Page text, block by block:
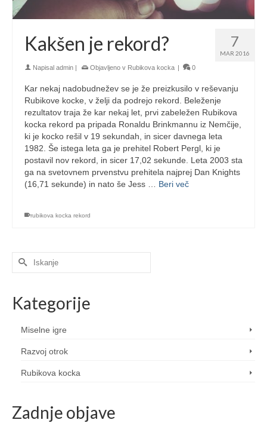
7
MAR 2016
Kakšen je rekord?
Napisal admin | Objavljeno v Rubikova kocka | 0
Kar nekaj nadobudnežev se je že preizkusilo v reševanju
Rubikove kocke, v želji da podrejo rekord. Beleženje
rezultatov traja že kar nekaj let, prvi zabeležen Rubikova
kocka rekord pa pripada Ronaldu Brinkmannu iz Nemčije,
ki je kocko rešil v 19 sekundah, in sicer davnega leta
1982. Še istega leta ga je prehitel Robert Pergl, ki je
postavil nov rekord, in sicer 17,02 sekunde. Leta 2003 sta
ga na svetovnem prvenstvu prehitela najprej Dan Knights
(16,71 sekunde) in nato še Jess … Beri več
rubikova kocka rekord
Search
for:
Kategorije
Miselne igre
Razvoj otrok
Rubikova kocka
Zadnje objave